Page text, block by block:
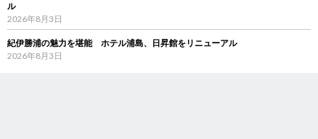
ル
2026年8月3日
紀伊勝浦の魅力を堪能 ホテル浦島、日昇館をリニューアル
2026年8月3日